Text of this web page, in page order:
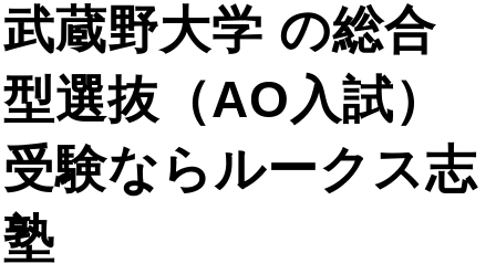
武蔵野大学 の総合
型選抜（AO入試）
受験ならルークス志
塾